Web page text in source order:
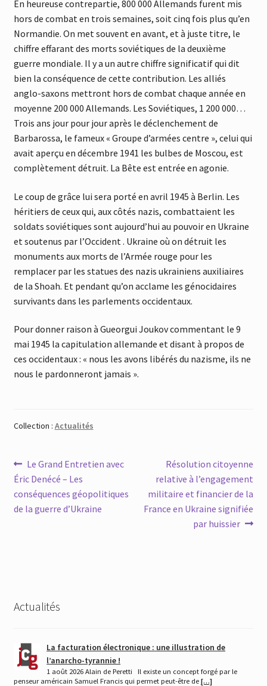
En heureuse contrepartie, 800 000 Allemands furent mis
hors de combat en trois semaines, soit cinq fois plus qu’en
Normandie. On met souvent en avant, et à juste titre, le
chiffre effarant des morts soviétiques de la deuxième
guerre mondiale. Il y a un autre chiffre significatif qui dit
bien la conséquence de cette contribution. Les alliés
anglo-saxons mettront hors de combat chaque année en
moyenne 200 000 Allemands. Les Soviétiques, 1 200 000…
Trois ans jour pour jour après le déclenchement de
Barbarossa, le fameux « Groupe d’armées centre », celui qui
avait aperçu en décembre 1941 les bulbes de Moscou, est
complètement détruit. La Bête est entrée en agonie.
Le coup de grâce lui sera porté en avril 1945 à Berlin. Les
héritiers de ceux qui, aux côtés nazis, combattaient les
soldats soviétiques sont aujourd’hui au pouvoir en Ukraine
et soutenus par l’Occident . Ukraine où on détruit les
monuments aux morts de l’Armée rouge pour les
remplacer par les statues des nazis ukrainiens auxiliaires
de la Shoah. Et pendant qu’on acclame les génocidaires
survivants dans les parlements occidentaux.
Pour donner raison à Gueorgui Joukov commentant le 9
mai 1945 la capitulation allemande et disant à propos de
ces occidentaux : « nous les avons libérés du nazisme, ils ne
nous le pardonneront jamais ».
Collection : Actualités
Navigation
de
l’article
Article
précédent :
Le Grand Entretien avec
Éric Denécé – Les
conséquences géopolitiques
de la guerre d’Ukraine
Article
suivant :
Résolution citoyenne
relative à l’engagement
militaire et financier de la
France en Ukraine signifiée
par huissier
Actualités
La facturation électronique : une illustration de
l’anarcho-tyrannie !
1 août 2026 Alain de Peretti Il existe un concept forgé par le
penseur américain Samuel Francis qui permet peut-être de […]